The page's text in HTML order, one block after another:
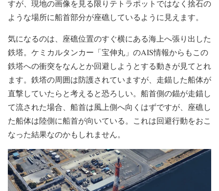
乗組員6人にけがはなく、全員救助されているという。
第三管区海上保安本部発表の乗揚げ船に関する緊急情報で
は、岸壁のテトラポットに乗揚げていると記載されていま
すが、現地の画像を見る限りテトラポットではなく捨石の
ような場所に船首部分が座礁しているように見えます。
気になるのは、座礁位置のすぐ横にある海上へ張り出した
鉄塔。ケミカルタンカー「宝伸丸」のAIS情報からもこの
鉄塔への衝突をなんとか回避しようとする動きが見てとれ
直撃していたらと考えると恐ろしい。船首側の錨が走錨し
て流された場合、船首は風上側へ向くはずですが、座礁し
た船体は陸側に船首が向いている。これは回避行動をおこ